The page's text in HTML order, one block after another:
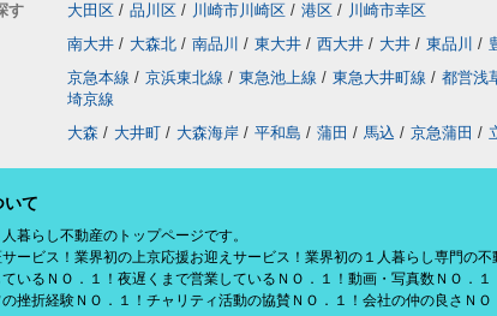
す 大田区 / 品川区 / 川崎市川崎区 / 港区 / 川崎市幸区
南大井 / 大森北 / 南品川 / 東大井 / 西大井 / 大井 / 東品川 /
京急本線 / 京浜東北線 / 東急池上線 / 東急大井町線 / 都営浅
埼京線
大森 / 大井町 / 大森海岸 / 平和島 / 蒲田 / 馬込 / 京急蒲田 /
いて
暮らし不動産のトップページです。
ービス！業界初の上京応援お迎えサービス！業界初の１人暮らし専門の
いるＮＯ．１！夜遅くまで営業しているＮＯ．１！動画・写真数ＮＯ．
挫折経験ＮＯ．１！チャリティ活動の協賛ＮＯ．１！会社の仲の良さＮ